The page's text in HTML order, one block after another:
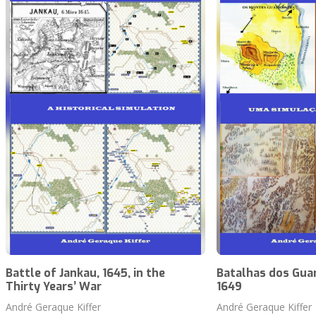
Battle of Jankau, 1645, in the
Thirty Years’ War
André Geraque Kiffer
Batalhas dos
1649
André Geraque Kiffer